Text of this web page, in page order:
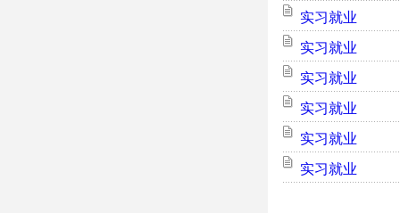
实习就业
实习就业
实习就业
实习就业
实习就业
实习就业